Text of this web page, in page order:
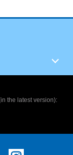
the latest version):